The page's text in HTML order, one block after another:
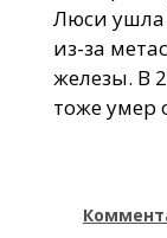
Люси
из-за
железы. В
тоже умер